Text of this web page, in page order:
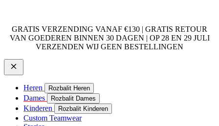
GRATIS VERZENDING VANAF €130 | GRATIS RETOUR
VAN GOEDEREN BINNEN 30 DAGEN | OP 28 EN 29 JULI
VERZENDEN WIJ GEEN BESTELLINGEN
Heren Rozbalit Heren
Dames Rozbalit Dames
Kinderen Rozbalit Kinderen
Custom Teamwear